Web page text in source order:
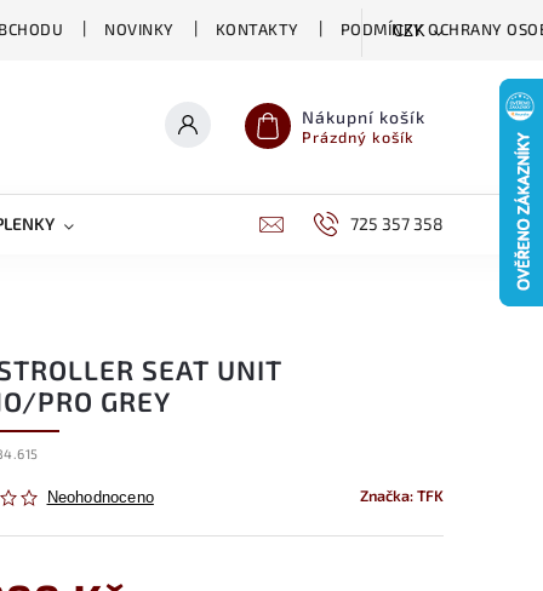
NOVINKY KONTAKTY PODMÍNKY OCHRANY
CZK
Nákupní košík
Prázdný košík
CHOVATELSKÉ POTŘEBY DĚTSKÁ VÝŽIVA
725 357 358
SEAT UNIT
PRO GREY
Neohodnoceno Značka:TFK